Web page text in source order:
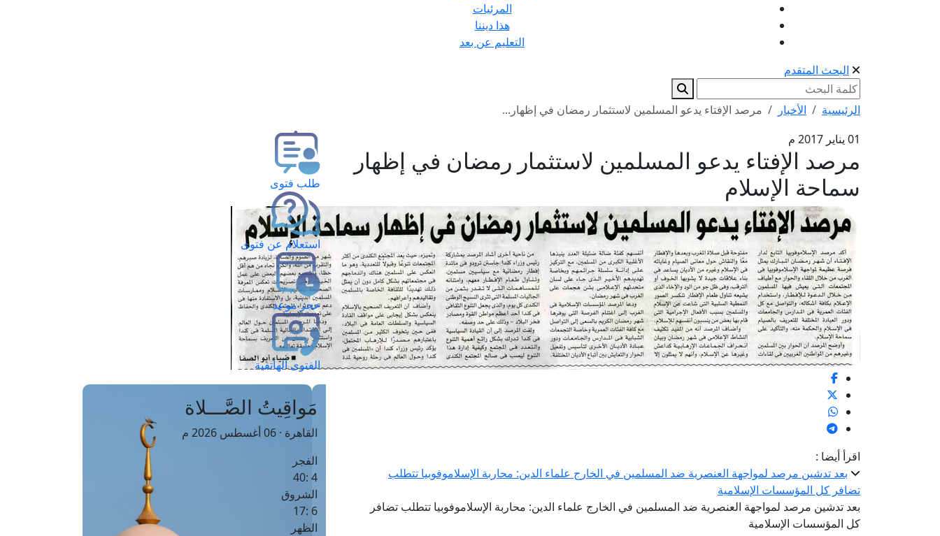
المرئيات
هذا ديننا
التعليم عن بعد
البحث المتقدم
الرئيسية الأخبار
مرصد الإفتاء يدعو المسلمين لاستثمار رمضان في إظهار...
01 يناير 2017 م
مرصد الإفتاء يدعو المسلمين لاستثمار رمضان في إظهار
سماحة الإسلام
اقرأ أيضا :
بعد تدشين مرصد لمواجهة العنصرية ضد المسلمين في الخارج علماء الدين: محاربة الإسلاموفوبيا تتطلب
تضافر كل المؤسسات الإسلامية
بعد تدشين مرصد لمواجهة العنصرية ضد المسلمين في الخارج علماء الدين: محاربة الإسلاموفوبيا تتطلب تضافر
كل المؤسسات الإسلامية
طلب فتوى
استعلام عن فتوى
حجز موعد
الفتوى الهاتفية
مَواقِيتُ الصَّـــلاة
القاهرة · 06 أغسطس 2026 م
الفجر
4 :40
الشروق
6 :17
الظهر